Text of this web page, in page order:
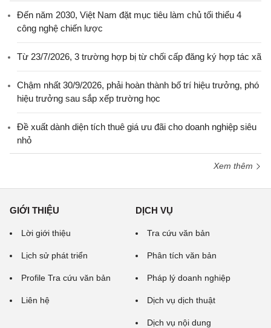
Đến năm 2030, Việt Nam đặt mục tiêu làm chủ tối thiểu 4
công nghệ chiến lược
Từ 23/7/2026, 3 trường hợp bị từ chối cấp đăng ký hợp tác xã
Chậm nhất 30/9/2026, phải hoàn thành bố trí hiệu trưởng, phó
hiệu trưởng sau sắp xếp trường học
Đề xuất dành diện tích thuê giá ưu đãi cho doanh nghiệp siêu
nhỏ
Xem thêm
GIỚI THIỆU
Lời giới thiệu
Lịch sử phát triển
Profile Tra cứu văn bản
Liên hệ
DỊCH VỤ
Tra cứu văn bản
Phân tích văn bản
Pháp lý doanh nghiệp
Dịch vụ dịch thuật
Dịch vụ nội dung